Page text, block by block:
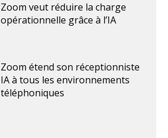
Zoom veut réduire la charge
opérationnelle grâce à l’IA
Zoom étend son réceptionniste
IA à tous les environnements
téléphoniques